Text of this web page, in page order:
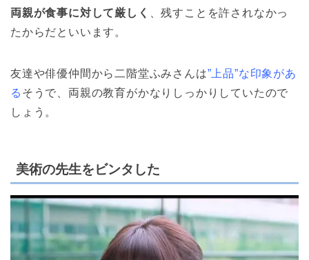
両親が食事に対して厳しく
、残すことを許されなかっ
たからだといいます。
友達や俳優仲間から二階堂ふみさんは”上品”な印象があ
る そうで、両親の教育がかなりしっかりしていたので
しょう。
美術の先生をビンタした